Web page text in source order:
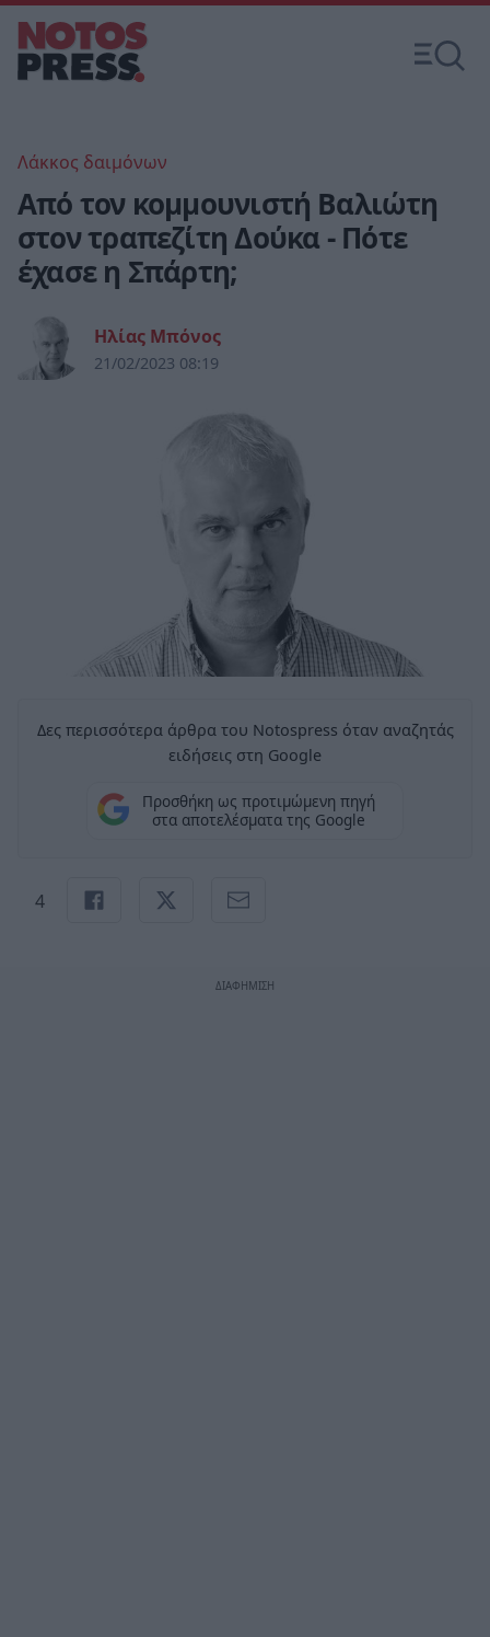
Λάκκος δαιμόνων
Από τον κομμουνιστή Βαλιώτη
στον τραπεζίτη Δούκα - Πότε
έχασε η Σπάρτη;
Ηλίας Μπόνος
21/02/2023 08:19
Δες περισσότερα άρθρα του Notospress όταν αναζητάς
ειδήσεις στη Google
Προσθήκη ως προτιμώμενη πηγή
στα αποτελέσματα της Google
4